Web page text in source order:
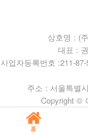
상호명 : (
대표 :
사업자등록번호 :211-
주소 : 서울특별
Copyright ©